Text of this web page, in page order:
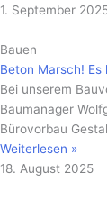
1. September
Bauen
Beton Marsch!
Bei unserem
Baumanager
Bürovorbau
Weiterlesen »
18. August 2025